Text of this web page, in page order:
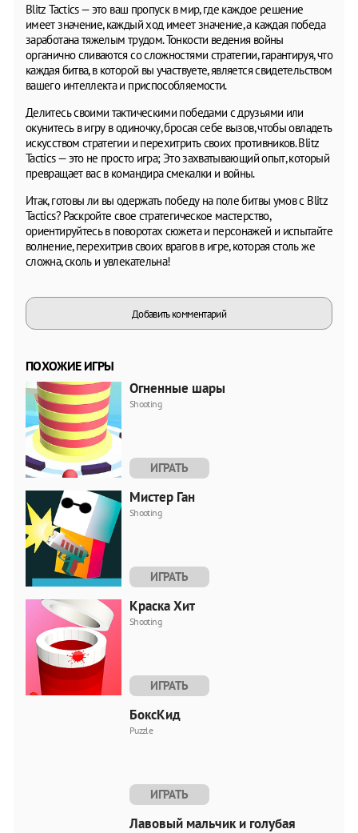
Blitz Tactics — это ваш пропуск в мир, где каждое решение
имеет значение, каждый ход имеет значение, а каждая победа
заработана тяжелым трудом. Тонкости ведения войны
органично сливаются со сложностями стратегии, гарантируя, что
каждая битва, в которой вы участвуете, является свидетельством
вашего интеллекта и приспособляемости.
Делитесь своими тактическими победами с друзьями или
окунитесь в игру в одиночку, бросая себе вызов, чтобы овладеть
искусством стратегии и перехитрить своих противников. Blitz
Tactics — это не просто игра; Это захватывающий опыт, который
превращает вас в командира смекалки и войны.
Итак, готовы ли вы одержать победу на поле битвы умов с Blitz
Tactics? Раскройте свое стратегическое мастерство,
ориентируйтесь в поворотах сюжета и персонажей и испытайте
волнение, перехитрив своих врагов в игре, которая столь же
сложна, сколь и увлекательна!
Добавить комментарий
ПОХОЖИЕ ИГРЫ
Огненные шары
Shooting
ИГРАТЬ
Мистер Ган
Shooting
ИГРАТЬ
Краска Хит
Shooting
ИГРАТЬ
БоксКид
Puzzle
ИГРАТЬ
Лавовый мальчик и голубая